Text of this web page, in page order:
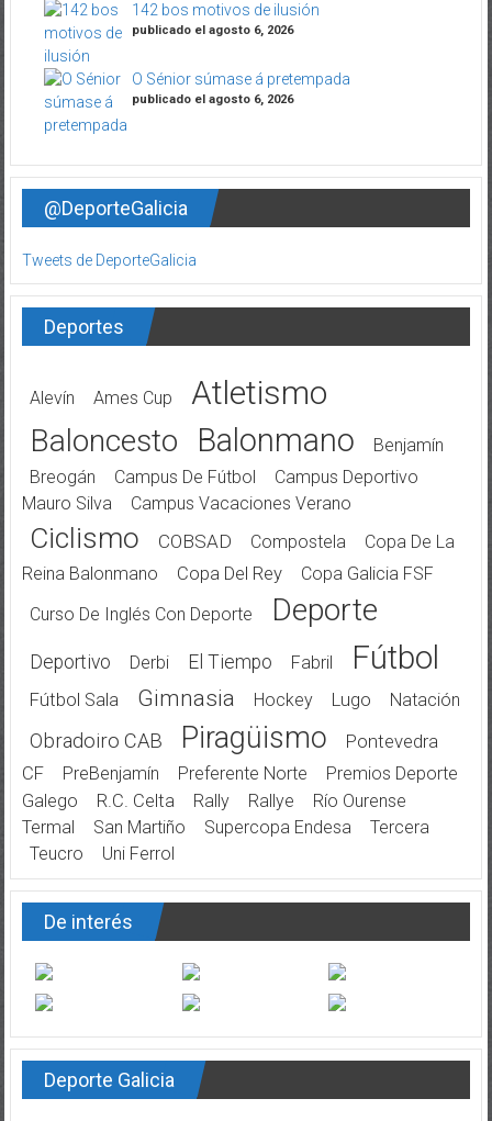
142 bos motivos de ilusión
publicado el agosto 6, 2026
O Sénior súmase á pretempada
publicado el agosto 6, 2026
@DeporteGalicia
Tweets de DeporteGalicia
Deportes
Alevín Ames Cup Atletismo
Baloncesto Balonmano
Benjamín
Breogán
Campus De Fútbol
Campus Deportivo
Mauro Silva
Campus Vacaciones Verano
Ciclismo COBSAD Compostela
Copa De La
Reina Balonmano
Copa Del Rey
Copa Galicia FSF
Curso De Inglés Con Deporte
Deporte
Deportivo Derbi El Tiempo Fabril Fútbol
Fútbol Sala Gimnasia Hockey Lugo Natación
Obradoiro CAB Piragüismo
Pontevedra
CF
PreBenjamín Preferente Norte
Premios Deporte
Galego
R.C. Celta Rally Rallye
Río Ourense
Termal
San Martiño Supercopa Endesa
Tercera
Teucro
Uni Ferrol
De interés
Deporte Galicia